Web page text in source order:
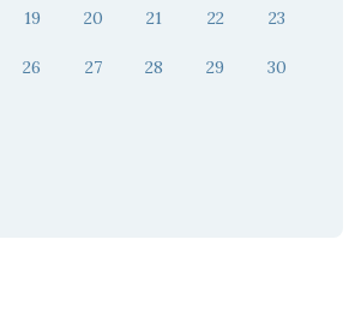
19 20 21 22 23
26 27 28 29 30